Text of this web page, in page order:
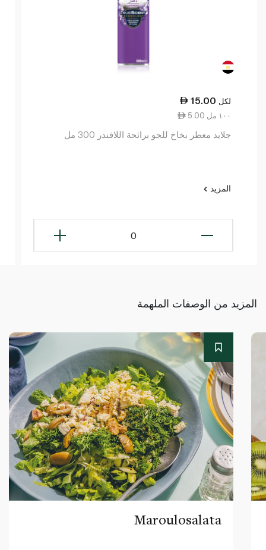
15.00 لكل
5.00 ١٠٠ مل
جلايد معطر بخاخ للجو برائحة اللافندر 300 مل
المزيد
0
المزيد من الوصفات الملهمة
Maroulosalata